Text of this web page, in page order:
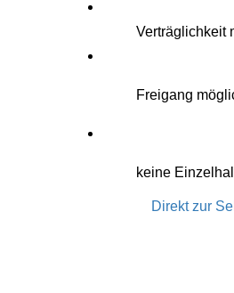
Verträglichkeit
Freigang
keine
Direkt zur